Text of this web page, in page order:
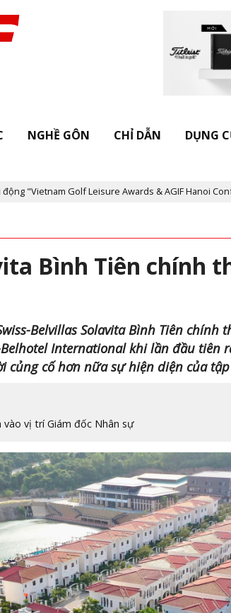
NGHỀ GÔN CHỈ DẪN DỤNG
Awards & AGIF Hanoi Conference 2026"
Bình Tiên chính
Belvillas Solavita Bình Tiên
International khi lần đầu tiên
củng cố hơn nữa sự hiện diện của
vị trí Giám đốc Nhân sự